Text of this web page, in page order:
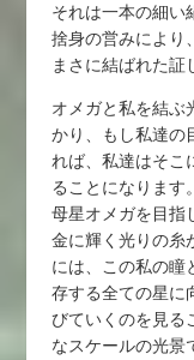
それは一本の細い
捨身の営みにより
まさに結ばれた証
オメガと私を結ぶ
かり、もし私達の
れば、私達はそこ
ることになります。
母星オメガを目指
金に輝く光りの糸
には、この私の瞳
存する全ての星に
びていくのを見る
なスケールの光景